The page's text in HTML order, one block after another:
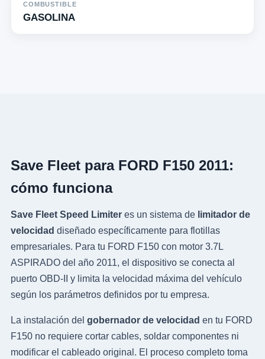
COMBUSTIBLE
GASOLINA
Save Fleet para FORD F150 2011:
cómo funciona
Save Fleet Speed Limiteres un sistema de limitador de
velocidad diseñado específicamente para flotillas
empresariales. Para tu FORD F150 con motor 3.7L
ASPIRADO del año 2011, el dispositivo se conecta al
puerto OBD-II y limita la velocidad máxima del vehículo
según los parámetros definidos por tu empresa.
La instalación del gobernador de velocidad en tu FORD
F150 no requiere cortar cables, soldar componentes ni
modificar el cableado original. El proceso completo toma